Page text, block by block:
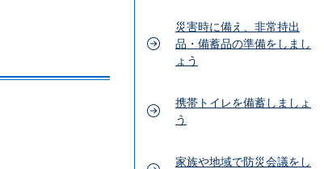
災害時に備え、非常持出
品・備蓄品の準備をしまし
ょう
携帯トイレを備蓄しましょ
う
家族や地域で防災会議をし